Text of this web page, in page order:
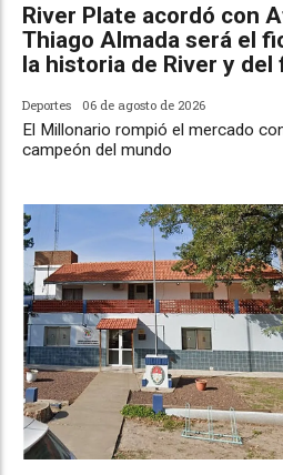
River Plate acordó con
Thiago Almada será el
la historia de River y
Deportes 06 de agosto de 2026
El Millonario rompió el mercado
campeón del mundo